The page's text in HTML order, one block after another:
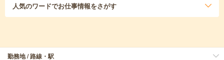
人気のワードでお仕事情報をさがす
勤務地 / 路線・駅